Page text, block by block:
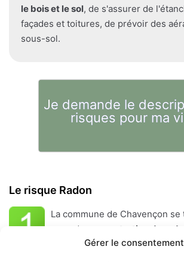
Gérer le consentement
le bois et le sol, de s'assurer de
façades et toitures, de prévoir des
sous-sol.
Je demande le
risques pour ma
Le risque Radon
La commune de Chavençon
zone de
concentration de
considéré commefaible.